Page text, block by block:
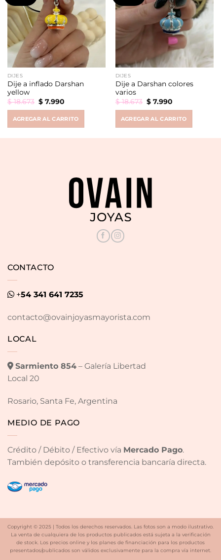
DIJES
Dije a inflado Darshan
yellow
$18.673 Original
price
$ 18.673.
$7.990Current
$ 7.990.
AGREGAR AL CARRITO
DIJES
Dije a Darshan colores
varios
$18.673 Original
price
$ 18.673.
$7.990Current
$ 7.990.
AGREGAR AL CARRITO
LOCAL
Sarmiento 854– Galería Libertad
Local 20
Rosario, Santa Fe, Argentina
MEDIO DE PAGO
Crédito / Débito / Efectivo vía Mercado Pago.
También depósito o transferencia bancaría directa.
CONTACTO
+54 341 641 7235
contacto@ovainjoyasmayorista.com
Copyright © 2025 | Todos los derechos reservados. Las fotos son a modo ilustrativo.
La venta de cualquiera de los productos publicados está sujeta a la verificación
de stock. Los precios online y los planes de financiación para los productos
presentados/publicados son válidos exclusivamente para la compra vía internet.